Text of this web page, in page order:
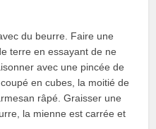
du beurre. Faire une
terre en essayant de ne
avec une pincée de
en cubes, la moitié de
râpé. Graisser une
la mienne est carrée et